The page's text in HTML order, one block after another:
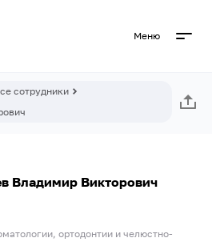
Меню
сотрудники
Владимир Викторович
ортодонтии и челюстно-